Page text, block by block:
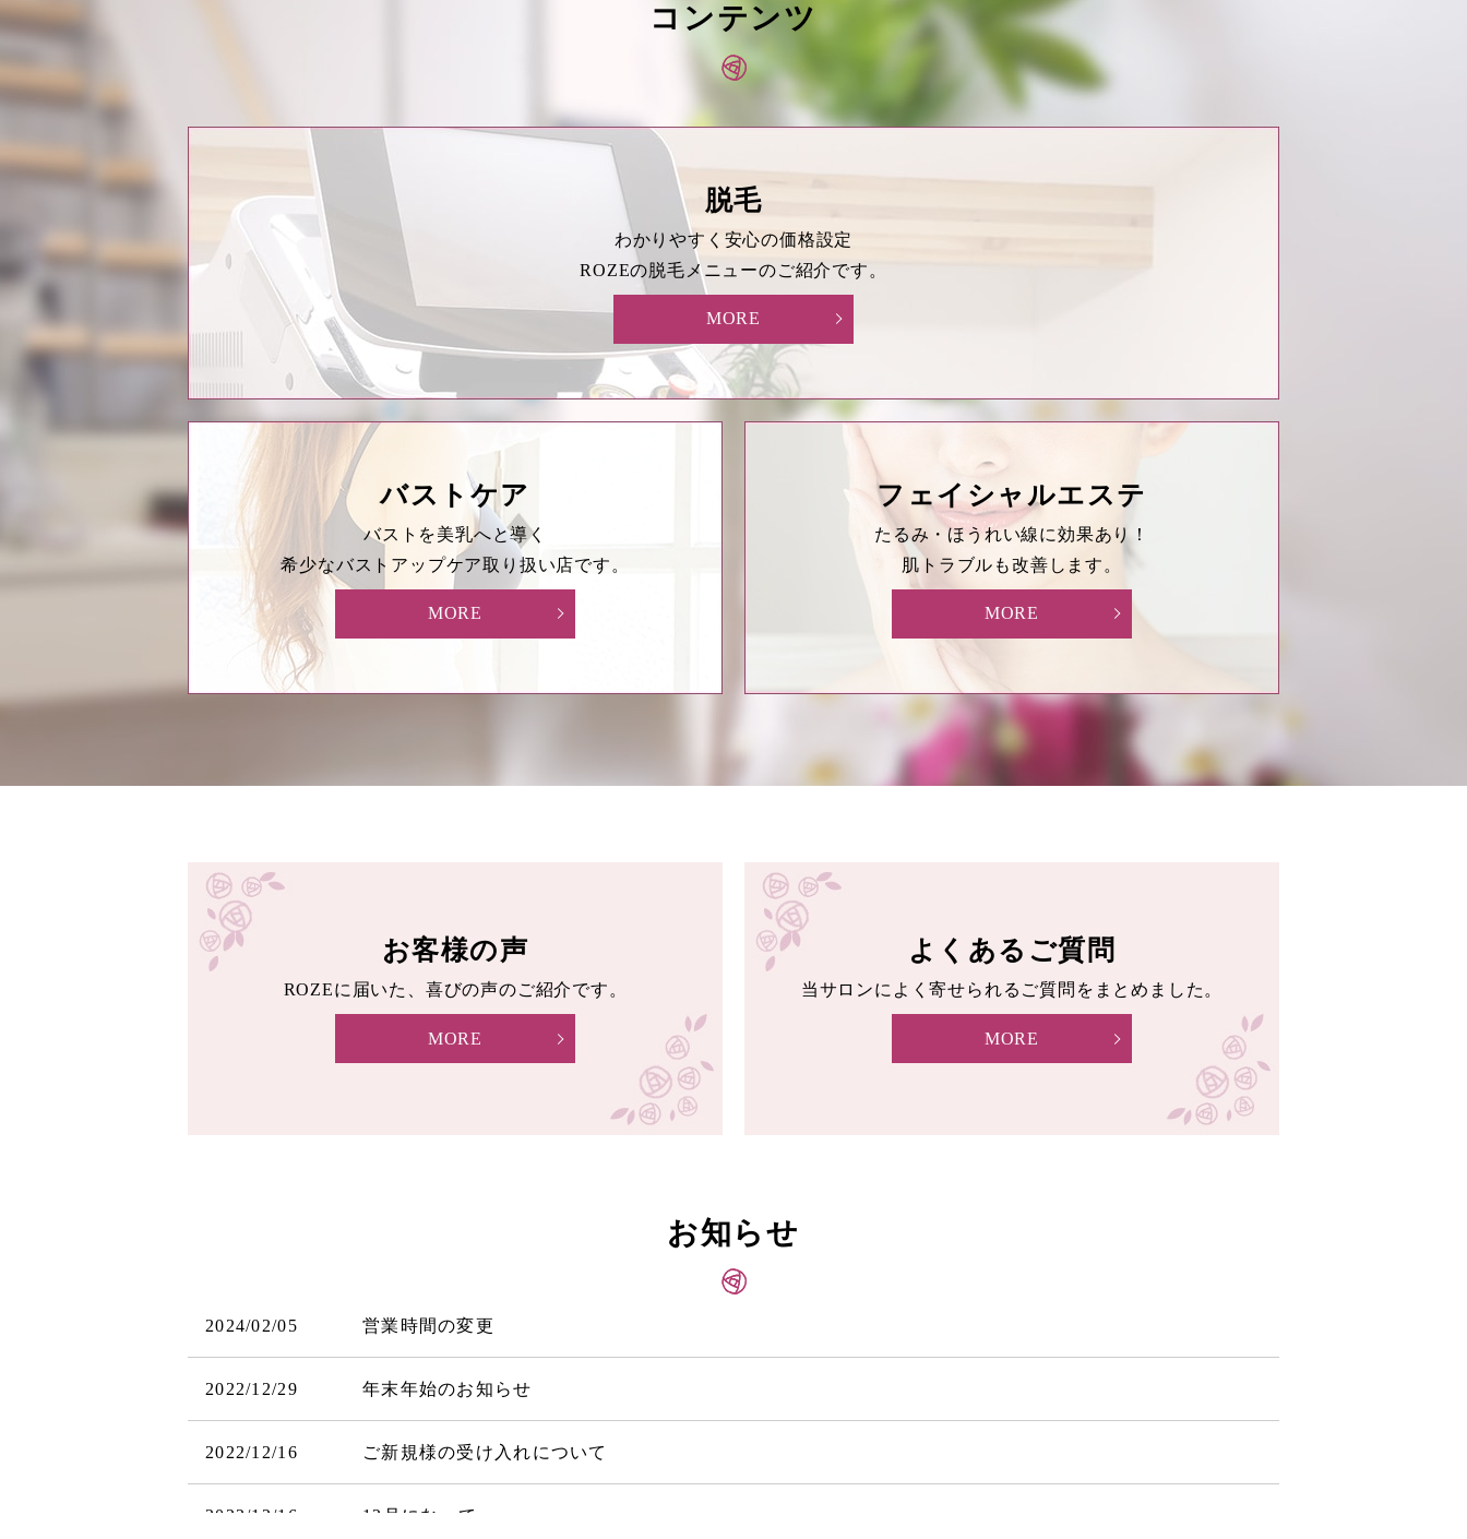
コンテンツ
脱毛
わかりやすく安心の価格設定
ROZEの脱毛メニューのご紹介です。
MORE
バストケア
バストを美乳へと導く
希少なバストアップケア取り扱い店です。
MORE
フェイシャルエステ
たるみ・ほうれい線に効果あり！
肌トラブルも改善します。
MORE
お客様の声
ROZEに届いた、喜びの声のご紹介です。
MORE
よくあるご質問
当サロンによく寄せられるご質問をまとめました。
MORE
お知らせ
2024/02/05 営業時間の変更
2022/12/29 年末年始のお知らせ
2022/12/16 ご新規様の受け入れについて
2022/12/16 12月になって